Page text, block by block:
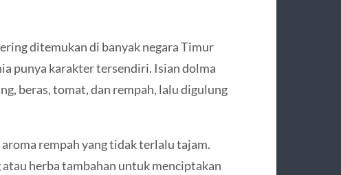
ditemukan di banyak negara Timur
punya karakter tersendiri. Isian dolma
beras, tomat, dan rempah, lalu digulung
rempah yang tidak terlalu tajam.
herba tambahan untuk menciptakan